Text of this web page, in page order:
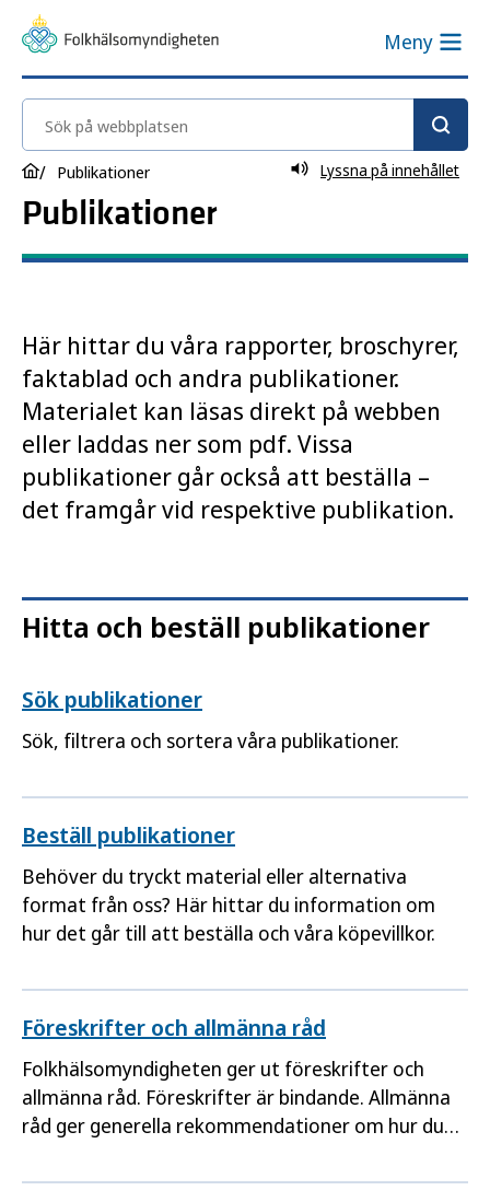
Meny
Sök på webbplatsen
Publikationer Lyssna på innehållet
Publikationer
Här hittar du våra rapporter, broschyrer,
faktablad och andra publikationer.
Materialet kan läsas direkt på webben
eller laddas ner som pdf. Vissa
publikationer går också att beställa –
det framgår vid respektive publikation.
Hitta och beställ publikationer
Sök publikationer
Sök, filtrera och sortera våra publikationer.
Beställ publikationer
Behöver du tryckt material eller alternativa
format från oss? Här hittar du information om
hur det går till att beställa och våra köpevillkor.
Föreskrifter och allmänna råd
Folkhälsomyndigheten ger ut föreskrifter och
allmänna råd. Föreskrifter är bindande. Allmänna
råd ger generella rekommendationer om hur du